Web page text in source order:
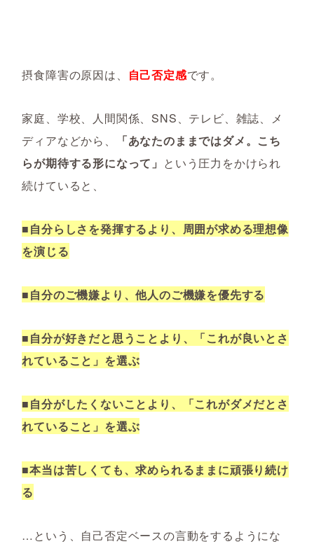
摂食障害の原因は、 自己否定感です。
家庭、学校、人間関係、SNS、テレビ、雑誌、メ
ディアなどから、
「あなたのままではダメ。こち
らが期待する形になって」 という圧力をかけられ
続けていると、
■自分らしさを発揮するより、周囲が求める理想像
を演じる
■自分のご機嫌より、他人のご機嫌を優先する
■自分が好きだと思うことより、「これが良いとさ
れていること」を選ぶ
■自分がしたくないことより、「これがダメだとさ
れていること」を選ぶ
■本当は苦しくても、求められるままに頑張り続け
る
…という、自己否定ベースの言動をするようにな